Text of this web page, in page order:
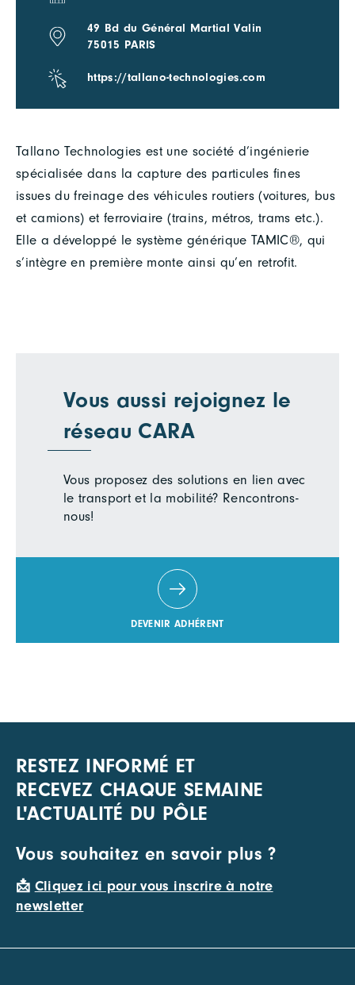
Tallano Technologies est une société d’ingénierie
spécialisée dans la capture des particules fines
issues du freinage des véhicules routiers (voitures, bus
et camions) et ferroviaire (trains, métros, trams etc.).
Elle a développé le système générique TAMIC®, qui
s’intègre en première monte ainsi qu’en retrofit.
49 Bd du Général Martial Valin
75015 PARIS
https://tallano-technologies.com
Vous aussi rejoignez le
réseau CARA
Vous proposez des solutions en lien avec
le transport et la mobilité? Rencontrons-
nous!
DEVENIR ADHÉRENT
RESTEZ INFORMÉ ET
RECEVEZ CHAQUE SEMAINE
L'ACTUALITÉ DU PÔLE
Vous souhaitez en savoir plus ?
📩 Cliquez ici pour vous inscrire à notre
newsletter